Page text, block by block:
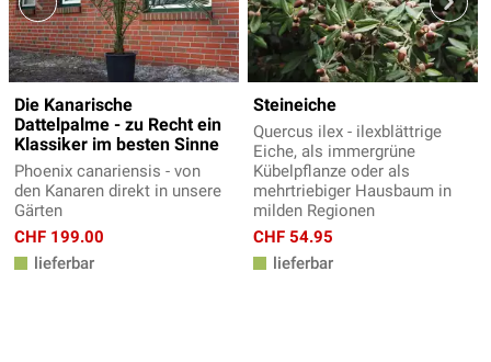
Die Kanarische
Dattelpalme - zu Recht ein
Klassiker im besten Sinne
Phoenix canariensis - von
den Kanaren direkt in unsere
Gärten
CHF 199.00
lieferbar
Steineiche
Quercus ilex - ilexblättrige
Eiche, als immergrüne
Kübelpflanze oder als
mehrtriebiger Hausbaum in
milden Regionen
CHF 54.95
lieferbar